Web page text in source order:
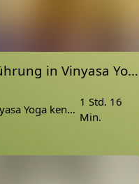
Einführung in Vinyasa Yoga | Für Anfänger und Beginner | Flow Yoga | lerne Vinyasa Yoga
lerne Vinyasa Yoga kennen
1 Std. 16
Min.